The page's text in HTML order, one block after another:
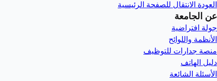
العودة الانتقال للصفحة الرئيسية
عن الجامعة
جولة افتراضية
الأنظمة واللوائح
منصة جدارات للتوظيف
دليل الهاتف
الأسئلة الشائعة